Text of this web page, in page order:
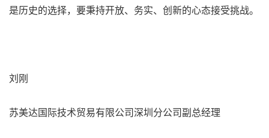
是历史的选择，要秉持开放、务实、创新的心态接受挑战。
刘刚
苏美达国际技术贸易有限公司深圳分公司副总经理